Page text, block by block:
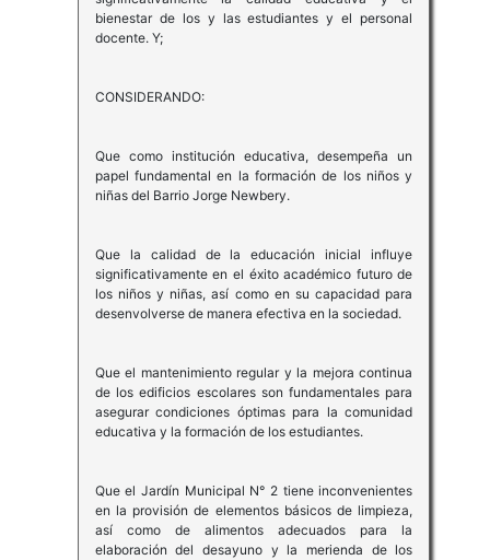
bienestar de los y las estudiantes y el personal
docente. Y;
CONSIDERANDO:
Que como institución educativa, desempeña un
papel fundamental en la formación de los niños y
niñas del Barrio Jorge Newbery.
Que la calidad de la educación inicial influye
significativamente en el éxito académico futuro de
los niños y niñas, así como en su capacidad para
desenvolverse de manera efectiva en la sociedad.
Que el mantenimiento regular y la mejora continua
de los edificios escolares son fundamentales para
asegurar condiciones óptimas para la comunidad
educativa y la formación de los estudiantes.
Que el Jardín Municipal N° 2 tiene inconvenientes
en la provisión de elementos básicos de limpieza,
así como de alimentos adecuados para la
elaboración del desayuno y la merienda de los